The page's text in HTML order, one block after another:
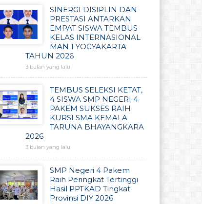
SINERGI DISIPLIN DAN
PRESTASI ANTARKAN
EMPAT SISWA TEMBUS
KELAS INTERNASIONAL
MAN 1 YOGYAKARTA
TAHUN 2026
3 bulan yang lalu
TEMBUS SELEKSI KETAT,
4 SISWA SMP NEGERI 4
PAKEM SUKSES RAIH
KURSI SMA KEMALA
TARUNA BHAYANGKARA
2026
3 bulan yang lalu
SMP Negeri 4 Pakem
Raih Peringkat Tertinggi
Hasil PPTKAD Tingkat
Provinsi DIY 2026